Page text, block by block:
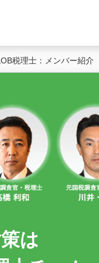
税理士：メンバー紹介
は